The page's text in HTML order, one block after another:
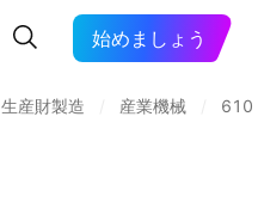
始めましょう
生産財製造 産業機械